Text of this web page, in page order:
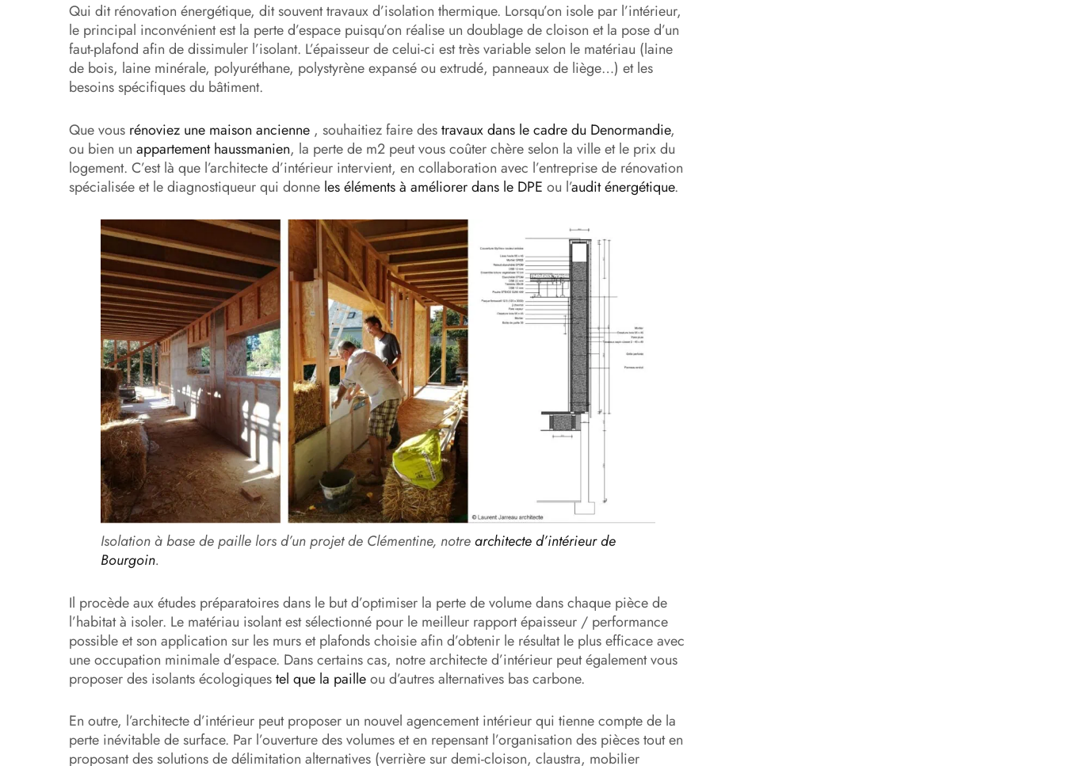
Qui dit rénovation énergétique, dit souvent travaux d’isolation thermique. Lorsqu’on isole par l’intérieur,
le principal inconvénient est la perte d’espace puisqu’on réalise un doublage de cloison et la pose d’un
faut-plafond afin de dissimuler l’isolant. L’épaisseur de celui-ci est très variable selon le matériau (laine
de bois, laine minérale, polyuréthane, polystyrène expansé ou extrudé, panneaux de liège…) et les
besoins spécifiques du bâtiment.
Que vous rénoviez une maison ancienne , souhaitiez faire destravaux dans le cadre du Denormandie,
ou bien un appartement haussmanien, la perte de m2 peut vous coûter chère selon la ville et le prix du
logement. C’est là que l’architecte d’intérieur intervient, en collaboration avec l’entreprise de rénovation
spécialisée et le diagnostiqueur qui donne les éléments à améliorer dans le DPE ou l’audit énergétique.
Isolation à base de paille lors d’un projet de Clémentine, notrearchitecte d’intérieur de
Bourgoin.
Il procède aux études préparatoires dans le but d’optimiser la perte de volume dans chaque pièce de
l’habitat à isoler. Le matériau isolant est sélectionné pour le meilleur rapport épaisseur / performance
possible et son application sur les murs et plafonds choisie afin d’obtenir le résultat le plus efficace avec
une occupation minimale d’espace. Dans certains cas, notre architecte d’intérieur peut également vous
proposer des isolants écologiquestel que la pailleou d’autres alternatives bas carbone.
En outre, l’architecte d’intérieur peut proposer un nouvel agencement intérieur qui tienne compte de la
perte inévitable de surface. Par l’ouverture des volumes et en repensant l’organisation des pièces tout en
proposant des solutions de délimitation alternatives (verrière sur demi-cloison, claustra, mobilier